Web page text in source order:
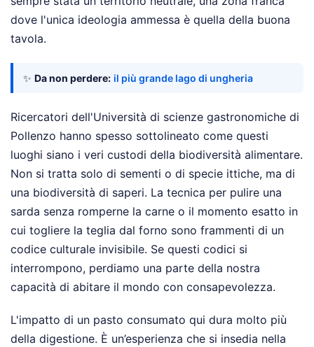
dove l'unica ideologia ammessa è quella della buona
tavola.
✨ Da non perdere: il più grande lago di ungheria
Ricercatori dell'Università di scienze gastronomiche di
Pollenzo hanno spesso sottolineato come questi
luoghi siano i veri custodi della biodiversità alimentare.
Non si tratta solo di sementi o di specie ittiche, ma di
una biodiversità di saperi. La tecnica per pulire una
sarda senza romperne la carne o il momento esatto in
cui togliere la teglia dal forno sono frammenti di un
codice culturale invisibile. Se questi codici si
interrompono, perdiamo una parte della nostra
capacità di abitare il mondo con consapevolezza.
L'impatto di un pasto consumato qui dura molto più
della digestione. È un’esperienza che si insedia nella